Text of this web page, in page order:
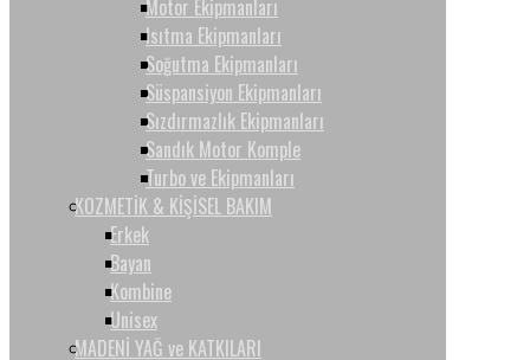
Motor Ekipmanları
Isıtma Ekipmanları
Soğutma Ekipmanları
Süspansiyon Ekipmanları
Sızdırmazlık Ekipmanları
Sandık Motor Komple
Turbo ve Ekipmanları
KOZMETİK & KİŞİSEL BAKIM
Erkek
Bayan
Kombine
Unisex
MADENİ YAĞ ve KATKILARI